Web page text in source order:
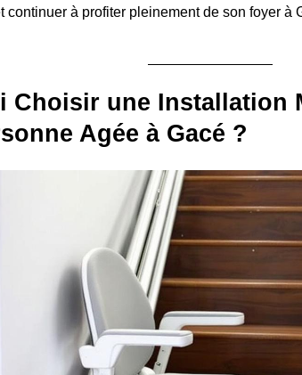
continuer à profiter pleinement de son foyer à
Choisir une Installation
Agée à Gacé ?